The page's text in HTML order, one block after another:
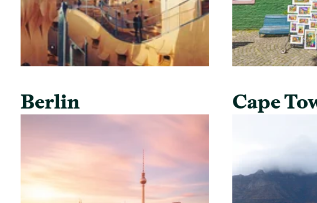
Berlin Cape